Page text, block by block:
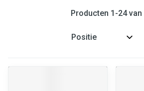
Producten 1 -24van
Sorteer op: